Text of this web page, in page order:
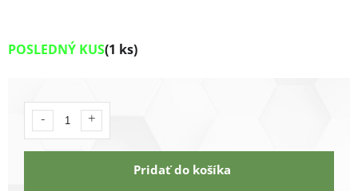
POSLEDNÝ KUS(1 ks)
Pridať do košíka